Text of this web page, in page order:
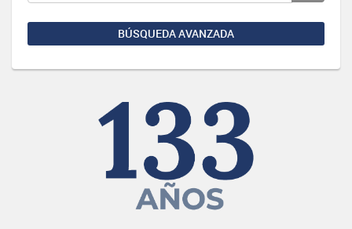
BÚSQUEDA AVANZADA